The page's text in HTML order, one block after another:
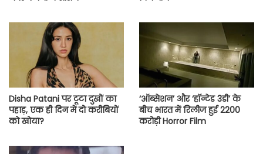
Disha Patani पर टूटा दुखों का
पहाड़, एक ही दिन में दो करीबियों
को खोया?
‘ऑब्सेशन’ और ‘हॉन्टेड 3डी’ के
बीच भारत में रिलीज हुई 2200
करोड़ी Horror Film